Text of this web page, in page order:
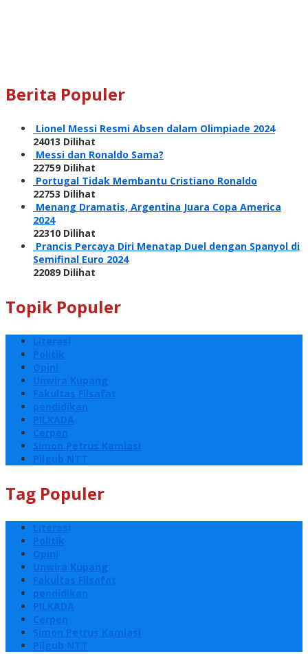
Berita Populer
Lionel Messi Resmi Absen dalam Olimpiade 2024
24013 Dilihat
Messi dan Ronaldo Sama?
22759 Dilihat
Portugal Tidak Membantu Cristiano Ronaldo
22753 Dilihat
Menang Dramatis, Argentina Juara Copa America
2024
22310 Dilihat
Prancis Percaya Diri Menatap Duel dengan Spanyol di
Semifinal Euro 2024
22089 Dilihat
Topik Populer
Tag Populer